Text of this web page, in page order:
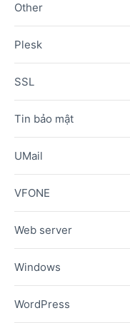
Other
Plesk
SSL
Tin bảo mật
UMail
VFONE
Web server
Windows
WordPress